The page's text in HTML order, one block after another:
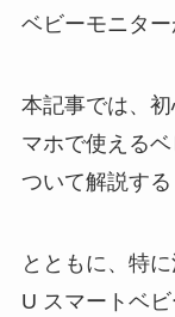
ベビーモニター
本記事では、
マホで使える
ついて解説する
とともに、特
U スマートベ